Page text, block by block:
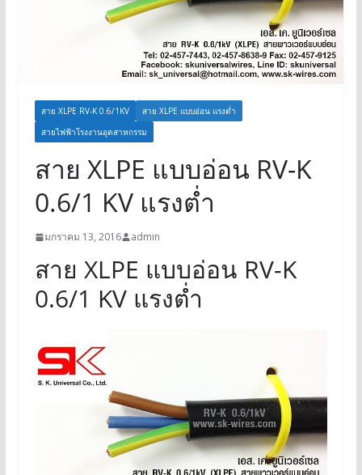
สาย XLPE RV-K 0.6/1KV
สาย XLPE แบบอ่อน แรงต่ำ
สายไฟฟ้าโรงงานอุตสาหกรรม
สาย XLPE แบบอ่อน RV-K
0.6/1 KV แรงต่ำ
มกราคม 13, 2016 admin
สาย XLPE แบบอ่อน RV-K
0.6/1 KV แรงต่ำ